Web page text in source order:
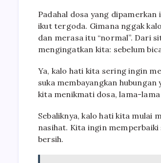
Padahal dosa yang
ikut tergoda. Gimana nggak
dan merasa itu “normal”. Dari
mengingatkan kita: sebelum
Ya, kalo hati kita sering ingin
suka membayangkan
kita menikmati dosa, lama-
Sebaliknya, kalo hati kita mulai
nasihat. Kita ingin
bersih.